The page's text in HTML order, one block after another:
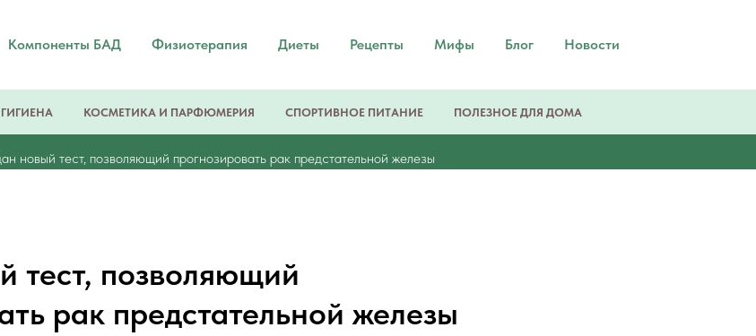
Компоненты БАД Физиотерапия Диеты Рецепты Мифы Блог Новости
ГИГИЕНА КОСМЕТИКА И ПАРФЮМЕРИЯ СПОРТИВНОЕ ПИТАНИЕ ПОЛЕЗНОЕ ДЛЯ ДОМА
новый тест, позволяющий прогнозировать рак предстательной железы
тест, позволяющий
рак предстательной железы